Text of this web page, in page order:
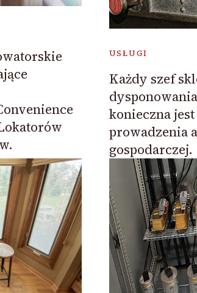
USŁUGI
Każdy szef
konieczna
prowadzenia
gospodarczej.